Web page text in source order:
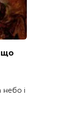
що
небо і